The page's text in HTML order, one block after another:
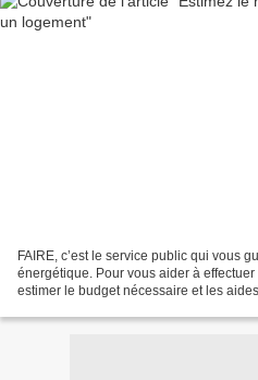
FAIRE, c’est le service public qui vous
énergétique. Pour vous aider à
estimer le budget nécessaire et les